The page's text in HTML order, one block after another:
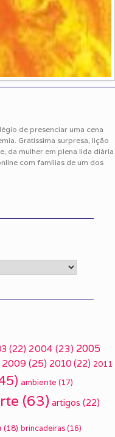
de presenciar uma cena
Gratíssima surpresa, lição
da mulher em plena lida diária
com famílias de um dos
(22) 2004 (23) 2005
2009(25) 2010 (22) 2011
ambiente (17)
(63) artigos (22)
(18) brincadeiras (16)